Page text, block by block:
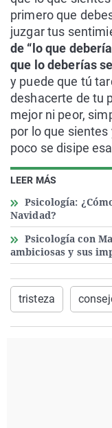
LEER MÁS
Psicología:
Navidad?
Psicología con
ambiciosas y sus
primero que
juzgar tus
de “lo que
que lo deberías
y puede que tú
deshacerte de tu
mejor ni peor,
por lo que
poco se disipe
tristeza